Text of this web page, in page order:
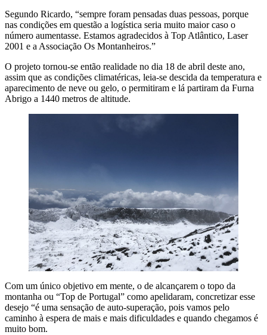
Segundo Ricardo, “sempre foram pensadas duas pessoas, porque
nas condições em questão a logística seria muito maior caso o
número aumentasse. Estamos agradecidos à Top Atlântico, Laser
2001 e a Associação Os Montanheiros.”
O projeto tornou-se então realidade no dia 18 de abril deste ano,
assim que as condições climatéricas, leia-se descida da temperatura e
aparecimento de neve ou gelo, o permitiram e lá partiram da Furna
Abrigo a 1440 metros de altitude.
Com um único objetivo em mente, o de alcançarem o topo da
montanha ou “Top de Portugal” como apelidaram, concretizar esse
desejo “é uma sensação de auto-superação, pois vamos pelo
caminho à espera de mais e mais dificuldades e quando chegamos é
muito bom.